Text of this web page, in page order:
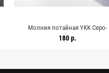
Молния потайная YKK Серо-
сиренневая 60 см H016 15022636
180 р.